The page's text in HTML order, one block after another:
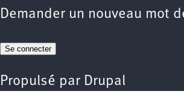
Demander un nouveau mot
Propulsé par Drupal